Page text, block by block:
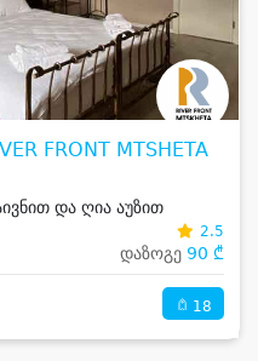
FRONT MTSHETA
და ღია აუზით
2.5
დაზოგე 90 ₾
18